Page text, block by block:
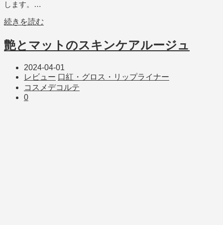
します。…
続きを読む
艶とマットのスキンケアルージュ
2024-04-01
レビュー 口紅・グロス・リップライナー
コスメデコルテ
0